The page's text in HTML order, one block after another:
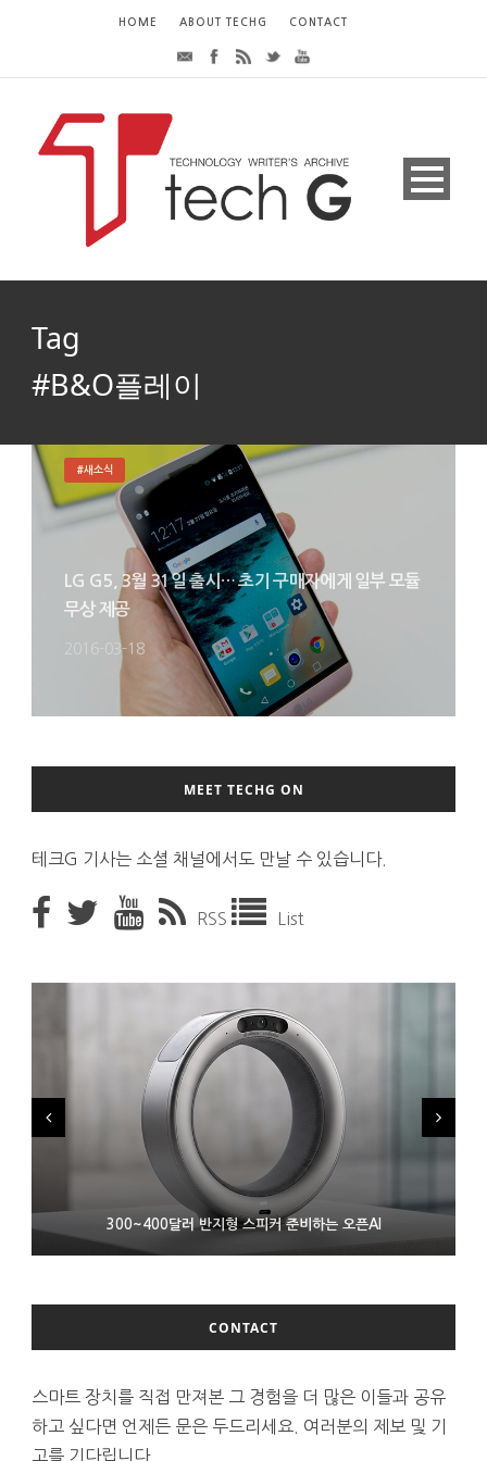
HOME ABOUT TECHG CONTACT
Tag
#B&O플레이
LG G5, 3월 31일 출시… 초기 구매자에게 일부 모듈
무상 제공
2016-03-18
#새소식
MEET TECHG ON
테크G 기사는 소셜 채널에서도 만날 수 있습니다.
RSS List
300~400달러 반지형 스피커 준비하는 오픈AI
조용히 스팀 프레임 검증 요구사항 바꾼 밸브
9월 4일부터 서비스 접는 안드로이드 장치용 구글 어시스턴트
CONTACT
스마트 장치를 직접 만져본 그 경험을 더 많은 이들과 공유
하고 싶다면 언제든 문은 두드리세요. 여러분의 제보 및 기
고를 기다립니다.